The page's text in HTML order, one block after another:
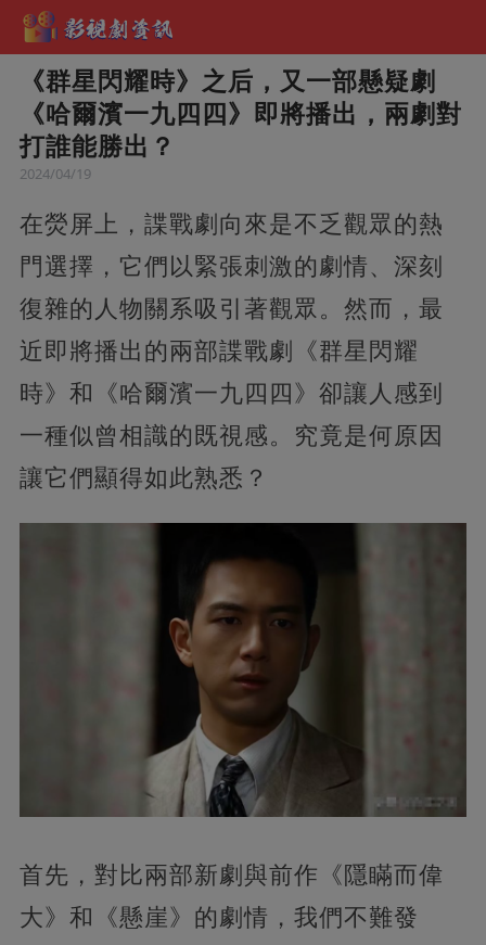
《群星閃耀時》之后，又一部懸疑劇
《哈爾濱一九四四》即將播出，兩劇對
打誰能勝出？
2024/04/19
在熒屏上，諜戰劇向來是不乏觀眾的熱
門選擇，它們以緊張刺激的劇情、深刻
復雜的人物關系吸引著觀眾。然而，最
近即將播出的兩部諜戰劇《群星閃耀
時》和《哈爾濱一九四四》卻讓人感到
一種似曾相識的既視感。究竟是何原因
讓它們顯得如此熟悉？
首先，對比兩部新劇與前作《隱瞞而偉
大》和《懸崖》的劇情，我們不難發